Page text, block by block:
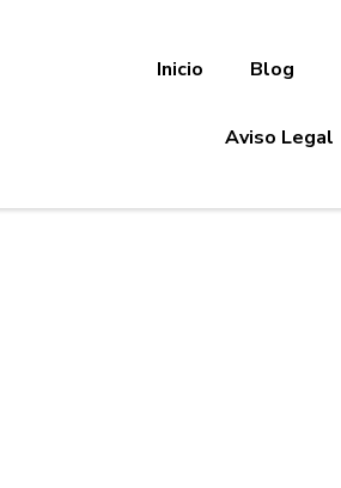
Inicio Blog
Aviso Legal